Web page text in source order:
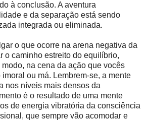
à conclusão. A aventura
e da separação está sendo
integrada ou eliminada.
o que ocorre na arena negativa da
o caminho estreito do equilíbrio,
na cena da ação que vocês
ou má. Lembrem-se, a mente
nos níveis mais densos da
é o resultado de uma mente
de energia vibratória da consciência
que sempre vão acomodar e